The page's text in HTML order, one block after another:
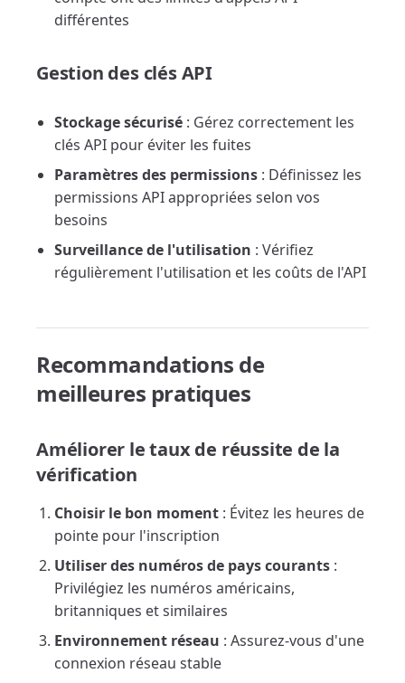
différentes
Gestion des clés API
Stockage sécurisé : Gérez correctement les
clés API pour éviter les fuites
Paramètres des permissions : Définissez les
permissions API appropriées selon vos
besoins
Surveillance de l'utilisation : Vérifiez
régulièrement l'utilisation et les coûts de l'API
Recommandations de
meilleures pratiques
Améliorer le taux de réussite de la
vérification
Choisir le bon moment : Évitez les heures de
pointe pour l'inscription
Utiliser des numéros de pays courants :
Privilégiez les numéros américains,
britanniques et similaires
Environnement réseau : Assurez-vous d'une
connexion réseau stable